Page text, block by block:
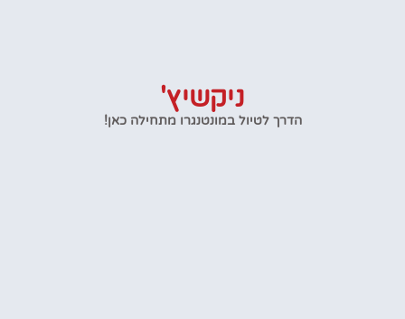
ניקשיץ'
הדרך לטיול במונטנגרו מתחילה כאן!